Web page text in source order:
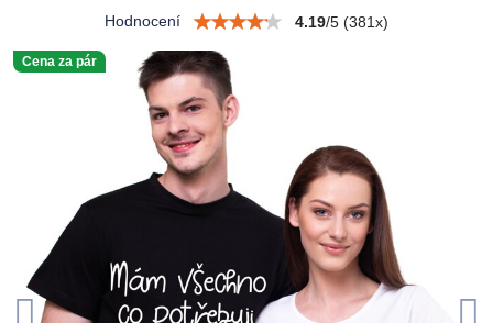
Cena za pár
Hodnocení 4.19/5 (381x)